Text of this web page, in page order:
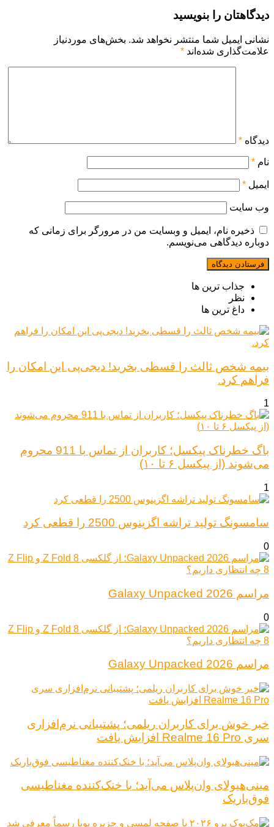
دیدگاهتان را بنویسید
نشانی ایمیل شما منتشر نخواهد شد. بخش‌های موردنیاز
علامت‌گذاری شده‌اند *
دیدگاه *
نام *
ایمیل *
وب‌ سایت
ذخیره نام، ایمیل و وبسایت من در مرورگر برای زمانی که
دوباره دیدگاهی می‌نویسم.
جذاب ترین ها
نظر
داغ ترین ها
بیمه شخص ثالث را قسطی بخرید! دیجی‌پی این امکان را
فراهم کرد.
1
باگ خطرناک پیکسل؛ کاربران از تماس با 911 محروم
می‌شوند (از پیکسل ۶ تا ۱۰)
1
سامسونگ تولید تراشه اگزینوس 2500 را قطعی کرد
0
مراسم Galaxy Unpacked 2026
0
مراسم Galaxy Unpacked 2026
خبر خوش برای کاربران ریلمی؛ پشتیبانی نرم‌افزاری
سری Realme 16 Pro افزایش یافت
مینی‌هیولای وان‌پلاس می‌آید؛ با خنک‌کننده مغناطیسی
فوق‌باریک